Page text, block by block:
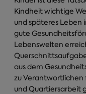
Kindheit wichtige
und späteres Leben
gute
Lebenswelten
aus dem
zu Verantwortlichen
und Quartiersarbeit